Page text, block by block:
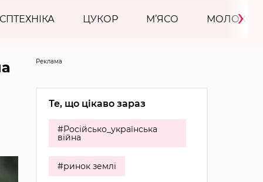
ЦУКОР М’ЯСО МОЛОКО
›
Реклама
Те, що цікаво зараз
#Російсько_українська
війна
#ринок землі